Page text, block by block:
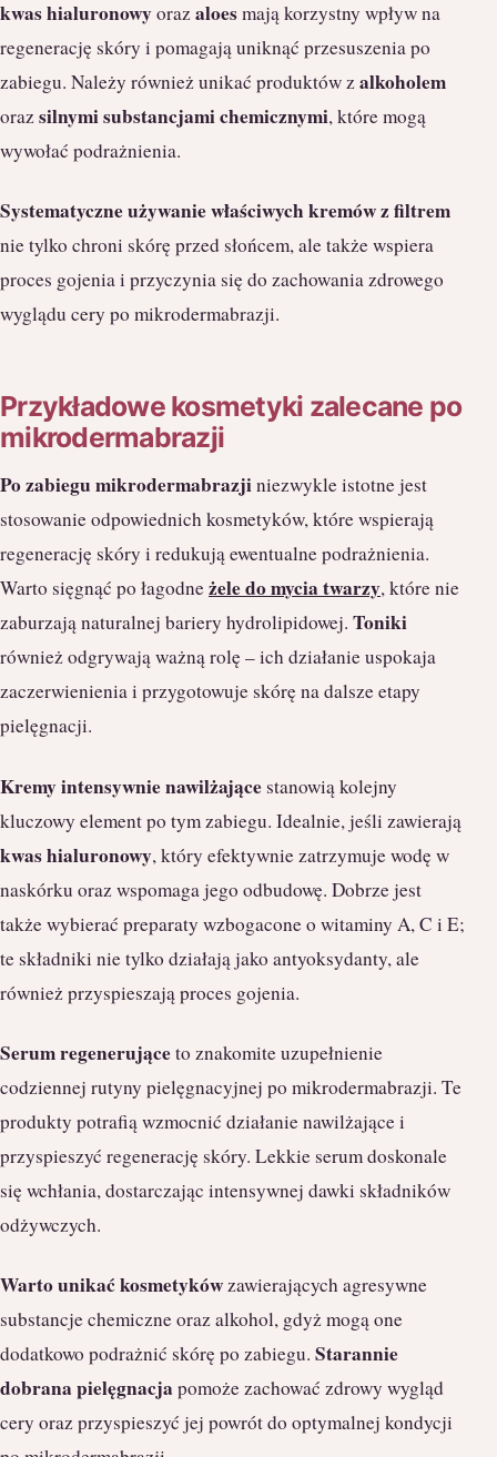
kwas hialuronowyorazaloesmają korzystny wpływ na
regenerację skóry i pomagają uniknąć przesuszenia po
zabiegu. Należy również unikać produktów zalkoholem
orazsilnymi substancjami chemicznymi, które mogą
wywołać podrażnienia.
Systematyczne używanie właściwych kremów z filtrem
nie tylko chroni skórę przed słońcem, ale także wspiera
proces gojenia i przyczynia się do zachowania zdrowego
wyglądu cery po mikrodermabrazji.
Przykładowe kosmetyki zalecane po
mikrodermabrazji
Po zabiegu mikrodermabrazjiniezwykle istotne jest
stosowanie odpowiednich kosmetyków, które wspierają
regenerację skóry i redukują ewentualne podrażnienia.
Warto sięgnąć po łagodneżele do mycia twarzy, które nie
zaburzają naturalnej bariery hydrolipidowej. Toniki
również odgrywają ważną rolę – ich działanie uspokaja
zaczerwienienia i przygotowuje skórę na dalsze etapy
pielęgnacji.
Kremy intensywnie nawilżające stanowią kolejny
kluczowy element po tym zabiegu. Idealnie, jeśli zawierają
kwas hialuronowy, który efektywnie zatrzymuje wodę w
naskórku oraz wspomaga jego odbudowę. Dobrze jest
także wybierać preparaty wzbogacone o witaminy A, C i E;
te składniki nie tylko działają jako antyoksydanty, ale
również przyspieszają proces gojenia.
Serum regenerująceto znakomite uzupełnienie
codziennej rutyny pielęgnacyjnej po mikrodermabrazji. Te
produkty potrafią wzmocnić działanie nawilżające i
przyspieszyć regenerację skóry. Lekkie serum doskonale
się wchłania, dostarczając intensywnej dawki składników
odżywczych.
Warto unikać kosmetykówzawierających agresywne
substancje chemiczne oraz alkohol, gdyż mogą one
dodatkowo podrażnić skórę po zabiegu. Starannie
dobrana pielęgnacja pomoże zachować zdrowy wygląd
cery oraz przyspieszyć jej powrót do optymalnej kondycji